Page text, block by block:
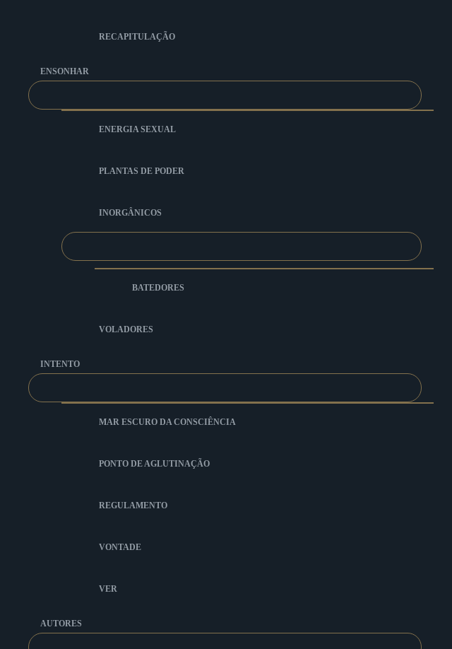
RECAPITULAÇÃO
ENSONHAR
ENERGIA SEXUAL
PLANTAS DE PODER
INORGÂNICOS
BATEDORES
VOLADORES
INTENTO
MAR ESCURO DA CONSCIÊNCIA
PONTO DE AGLUTINAÇÃO
REGULAMENTO
VONTADE
VER
AUTORES